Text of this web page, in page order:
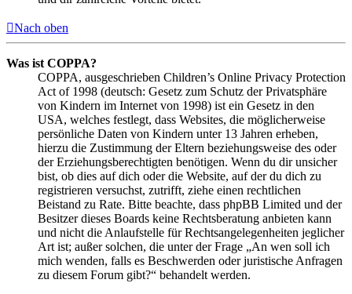
Nach oben
Was ist COPPA?
COPPA, ausgeschrieben Children’s Online Privacy Protection
Act of 1998 (deutsch: Gesetz zum Schutz der Privatsphäre
von Kindern im Internet von 1998) ist ein Gesetz in den
USA, welches festlegt, dass Websites, die möglicherweise
persönliche Daten von Kindern unter 13 Jahren erheben,
hierzu die Zustimmung der Eltern beziehungsweise des oder
der Erziehungsberechtigten benötigen. Wenn du dir unsicher
bist, ob dies auf dich oder die Website, auf der du dich zu
registrieren versuchst, zutrifft, ziehe einen rechtlichen
Beistand zu Rate. Bitte beachte, dass phpBB Limited und der
Besitzer dieses Boards keine Rechtsberatung anbieten kann
und nicht die Anlaufstelle für Rechtsangelegenheiten jeglicher
Art ist; außer solchen, die unter der Frage „An wen soll ich
mich wenden, falls es Beschwerden oder juristische Anfragen
zu diesem Forum gibt?“ behandelt werden.